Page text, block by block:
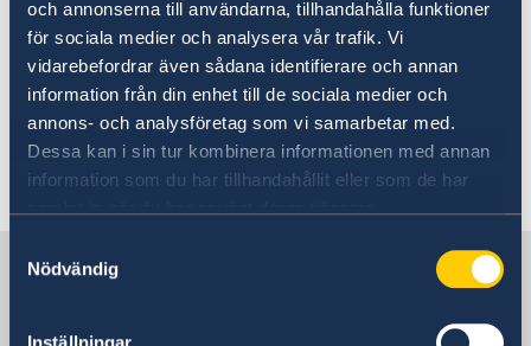
och annonserna till användarna, tillhandahålla funktioner
för sociala medier och analysera vår trafik. Vi
vidarebefordrar även sådana identifierare och annan
information från din enhet till de sociala medier och
annons- och analysföretag som vi samarbetar med.
Dessa kan i sin tur kombinera informationen med annan
information som du har tillhandahållit eller som de har
Nödvändig
Inställningar
medtag giltig id-handling.
Administrativ kostnad betalas i samband med
passutlämningenAvgifter - Sweden Abroad
Senast uppdaterad 18 feb. 2025, 16.16
Sverige i Reykjavik